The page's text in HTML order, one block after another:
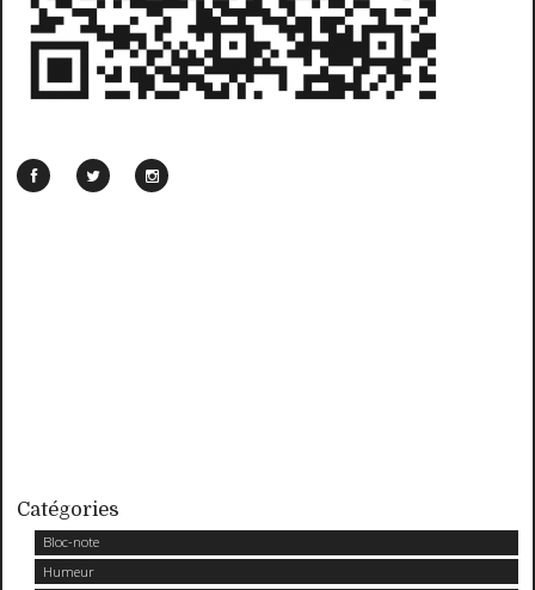
Catégories
Bloc-note
Humeur